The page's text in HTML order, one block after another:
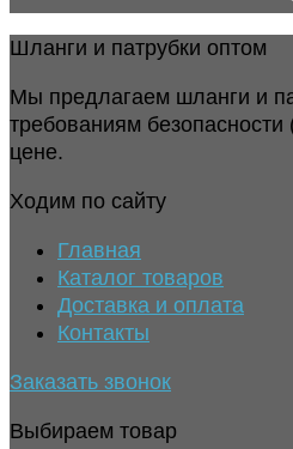
Шланги и патрубки оптом
Мы предлагаем шланги и
требованиям
цене.
Ходим по сайту
Главная
Каталог товаров
Доставка и оплата
Контакты
Заказать звонок
Выбираем товар